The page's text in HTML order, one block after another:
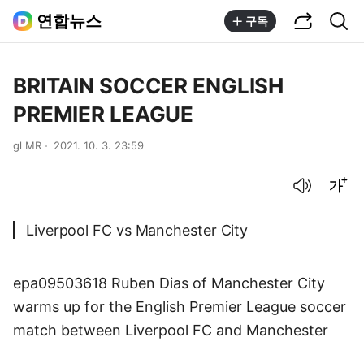
연합뉴스 구독
BRITAIN SOCCER ENGLISH
PREMIER LEAGUE
gl MR 2021. 10. 3. 23:59
Liverpool FC vs Manchester City
epa09503618 Ruben Dias of Manchester City
warms up for the English Premier League soccer
match between Liverpool FC and Manchester